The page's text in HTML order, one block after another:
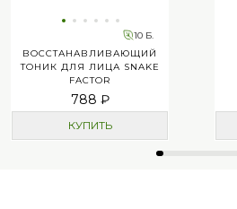
10 Б.
ВОССТАНАВЛИВАЮЩИЙ
ТОНИК ДЛЯ ЛИЦА SNAKE
FACTOR
788 ₽
КУПИТЬ